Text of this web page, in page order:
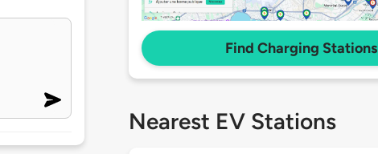
Find Charging Stations
Nearest EV Stations